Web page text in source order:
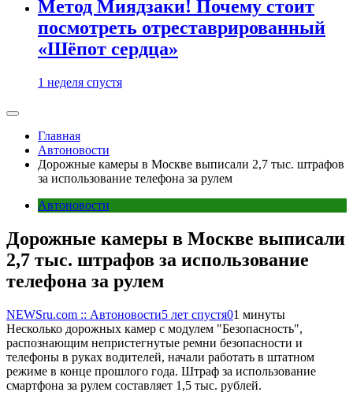
Метод Миядзаки! Почему стоит
посмотреть отреставрированный
«Шёпот сердца»
1 неделя спустя
Главная
Автоновости
Дорожные камеры в Москве выписали 2,7 тыс. штрафов
за использование телефона за рулем
Автоновости
Дорожные камеры в Москве выписали
2,7 тыс. штрафов за использование
телефона за рулем
NEWSru.com :: Автоновости5 лет спустя01 минуты
Несколько дорожных камер с модулем "Безопасность",
распознающим непристегнутые ремни безопасности и
телефоны в руках водителей, начали работать в штатном
режиме в конце прошлого года. Штраф за использование
смартфона за рулем составляет 1,5 тыс. рублей.